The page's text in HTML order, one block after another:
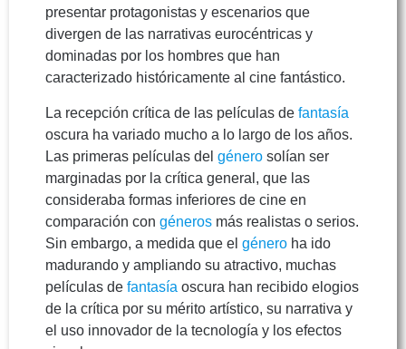
presentar protagonistas y escenarios que
divergen de las narrativas eurocéntricas y
dominadas por los hombres que han
caracterizado históricamente al cine fantástico.
La recepción crítica de las películas de fantasía
oscura ha variado mucho a lo largo de los años.
Las primeras películas del género solían ser
marginadas por la crítica general, que las
consideraba formas inferiores de cine en
comparación con géneros más realistas o serios.
Sin embargo, a medida que el género ha ido
madurando y ampliando su atractivo, muchas
películas de fantasía oscura han recibido elogios
de la crítica por su mérito artístico, su narrativa y
el uso innovador de la tecnología y los efectos